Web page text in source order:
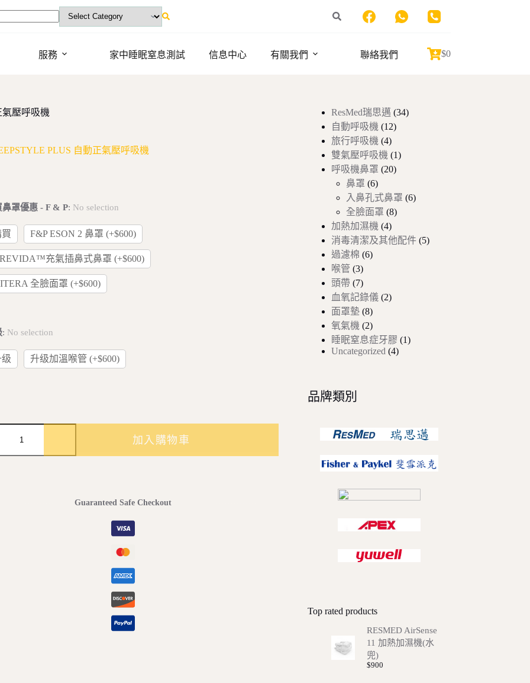
服務 家中睡眠窒息測試 信息中心 有關我們 聯絡我們
Shopping
$0
氣壓呼吸機
PLUS 自動正氣壓呼吸機
鼻罩優惠 - F & P: No selection
F&P ESON 2 鼻罩 (+$600)
充氣插鼻式鼻罩 (+$600)
全臉面罩 (+$600)
: No selection
升级加溫喉管 (+$600)
加入購物車
Guaranteed Safe Checkout
ResMed瑞思邁 3434
自動呼吸機 1212
產
品
旅行呼吸機 44
個
產
雙氣壓呼吸機 11
品
呼吸機鼻罩 2020
產
品
鼻罩 66
個
產
品
入鼻孔式鼻罩 66
品
全臉面罩 88
產
加熱加濕機 44
個
消毒清潔及其他配件 55
過濾棉 66
品
喉管 33
個
產
品
頭帶 77
個
產
品
血氧記錄儀 22
品
面罩墊 88
個
產
品
氧氣機 22
個
產
睡眠窒息症牙膠 11
Uncategorized 44
品牌類別
Top rated products
RESMED AirSense
11 加熱加濕機(水
兜)
$900